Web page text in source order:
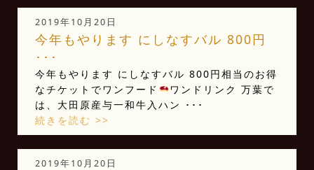
2019年10月20日
今年もやります️ にしなすバル 800円
･･･
今年もやります にしなすバル 800円相当のお得
なチケットでワンフード
ワンドリンク 万葉で
は、大田原産与一和牛入ハン ･･･
続きを読む >>
2019年10月20日